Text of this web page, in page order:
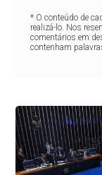
* O conteúdo de
realizá-lo. Nos
comentários em
contenham